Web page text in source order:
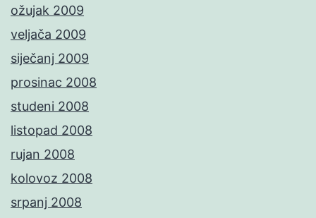
ožujak 2009
veljača 2009
siječanj 2009
prosinac 2008
studeni 2008
listopad 2008
rujan 2008
kolovoz 2008
srpanj 2008